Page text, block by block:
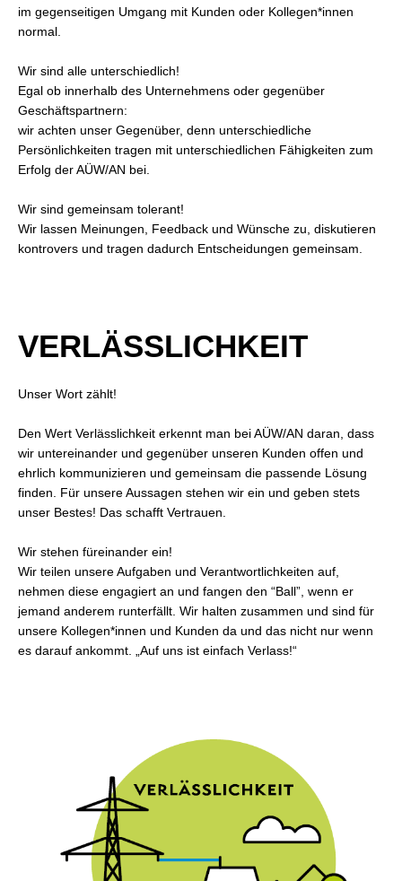
im gegenseitigen Umgang mit Kunden oder Kollegen*innen
normal.
Wir sind alle unterschiedlich!
Egal ob innerhalb des Unternehmens oder gegenüber
Geschäftspartnern:
wir achten unser Gegenüber, denn unterschiedliche
Persönlichkeiten tragen mit unterschiedlichen Fähigkeiten zum
Erfolg der AÜW/AN bei.
Wir sind gemeinsam tolerant!
Wir lassen Meinungen, Feedback und Wünsche zu, diskutieren
kontrovers und tragen dadurch Entscheidungen gemeinsam.
VERLÄSSLICHKEIT
Unser Wort zählt!
Den Wert Verlässlichkeit erkennt man bei AÜW/AN daran, dass
wir untereinander und gegenüber unseren Kunden offen und
ehrlich kommunizieren und gemeinsam die passende Lösung
finden. Für unsere Aussagen stehen wir ein und geben stets
unser Bestes! Das schafft Vertrauen.
Wir stehen füreinander ein!
Wir teilen unsere Aufgaben und Verantwortlichkeiten auf,
nehmen diese engagiert an und fangen den “Ball”, wenn er
jemand anderem runterfällt. Wir halten zusammen und sind für
unsere Kollegen*innen und Kunden da und das nicht nur wenn
es darauf ankommt. „Auf uns ist einfach Verlass!“